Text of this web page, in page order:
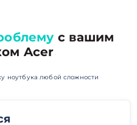
с вашим
Acer
ноутбука любой сложности